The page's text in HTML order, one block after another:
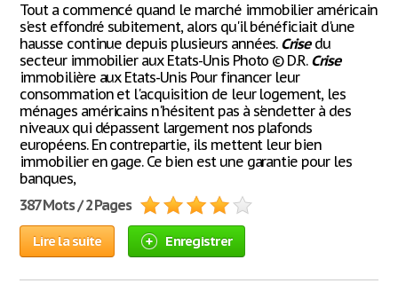
Tout a commencé quand le marché immobilier américain
s'est effondré subitement, alors qu'il bénéficiait d'une
hausse continue depuis plusieurs années. Crisedu
secteur immobilier aux Etats-Unis Photo © D.R. Crise
immobilière aux Etats-Unis Pour financer leur
consommation et l'acquisition de leur logement, les
ménages américains n'hésitent pas à s'endetter à des
niveaux qui dépassent largement nos plafonds
européens. En contrepartie, ils mettent leur bien
immobilier en gage. Ce bien est une garantie pour les
banques,
387 Mots / 2 Pages
Lire la suite Enregistrer